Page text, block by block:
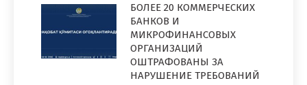
БОЛЕЕ 20 КОММЕРЧЕСКИХ
БАНКОВ И
МИКРОФИНАНСОВЫХ
ОРГАНИЗАЦИЙ
ОШТРАФОВАНЫ ЗА
НАРУШЕНИЕ ТРЕБОВАНИЙ